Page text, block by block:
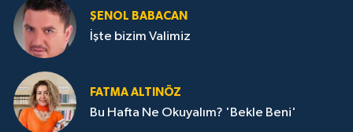
ŞENOL BABACAN
İşte bizim Valimiz
FATMA ALTINÖZ
Bu Hafta Ne Okuyalım? 'Bekle Beni'